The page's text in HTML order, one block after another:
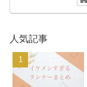
人気記事